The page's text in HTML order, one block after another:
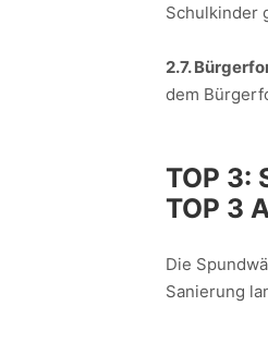
Schulkinder
2.7.
dem
TOP 3:
TOP 3
Die
Sanierung